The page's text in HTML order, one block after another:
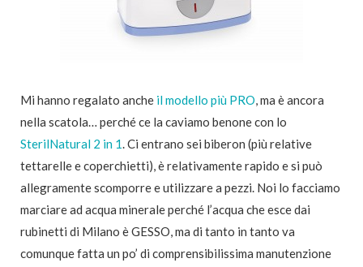
Mi hanno regalato anche il modello più PRO, ma è ancora
nella scatola… perché ce la caviamo benone con lo
SterilNatural 2 in 1. Ci entrano sei biberon (più relative
tettarelle e coperchietti), è relativamente rapido e si può
allegramente scomporre e utilizzare a pezzi. Noi lo facciamo
marciare ad acqua minerale perché l’acqua che esce dai
rubinetti di Milano è GESSO, ma di tanto in tanto va
comunque fatta un po’ di comprensibilissima manutenzione